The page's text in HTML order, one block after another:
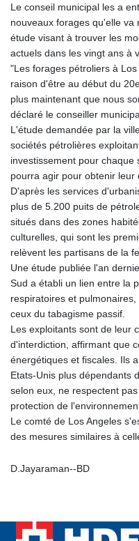
Le conseil municipal les a
nouveaux forages qu'elle
étude visant à trouver les
actuels dans les vingt ans à
"Les forages pétroliers à
raison d'être au début du
plus maintenant que nous
déclaré le conseiller
L'étude demandée par la
sociétés pétrolières
investissement pour chaque
pourra agir pour obtenir leur
D'après les services
plus de 5.200 puits de
situés dans des zones
culturelles, qui sont les
relèvent les partisans de la
Une étude publiée l'an
Sud a établi un lien entre la
respiratoires et
ceux du tabagisme passif.
Les exploitants sont de leur
d'interdiction, affirmant que
énergétiques et fiscales. Ils
Etats-Unis plus dépendants
selon eux, ne respectent
protection de
Le comté de Los Angeles
des mesures similaires à
D.Jayaraman--BD